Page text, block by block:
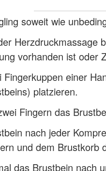
soweit wie
Herzdruckmassage
vorhanden ist oder
Fingerkuppen einer
platzieren.
Fingern das
nach jeder
und dem Brustkorb
das Brustbein nach